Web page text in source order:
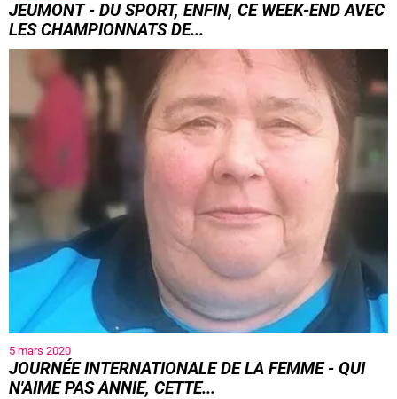
JEUMONT - DU SPORT, ENFIN, CE WEEK-END AVEC
LES CHAMPIONNATS DE...
5 mars 2020
JOURNÉE INTERNATIONALE DE LA FEMME - QUI
N'AIME PAS ANNIE, CETTE...